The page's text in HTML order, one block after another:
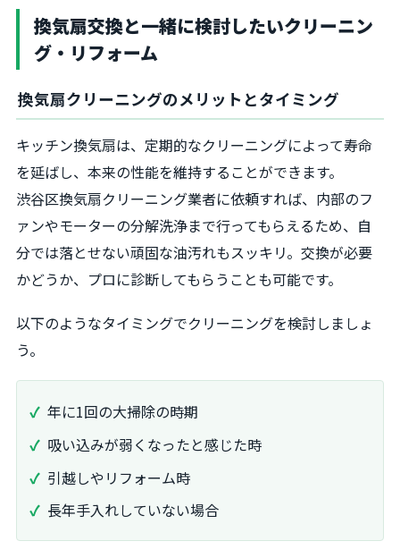
換気扇交換と一緒に検討したいクリーニン
グ・リフォーム
換気扇クリーニングのメリットとタイミング
キッチン換気扇は、定期的なクリーニングによって寿命
を延ばし、本来の性能を維持することができます。
渋谷区換気扇クリーニング業者に依頼すれば、内部のフ
ァンやモーターの分解洗浄まで行ってもらえるため、自
分では落とせない頑固な油汚れもスッキリ。交換が必要
かどうか、プロに診断してもらうことも可能です。
以下のようなタイミングでクリーニングを検討しましょ
う。
年に1回の大掃除の時期
吸い込みが弱くなったと感じた時
引越しやリフォーム時
長年手入れしていない場合